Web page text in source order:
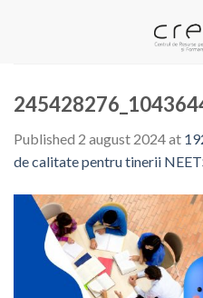
Published 2 august 2024at
de calitate pentru tinerii